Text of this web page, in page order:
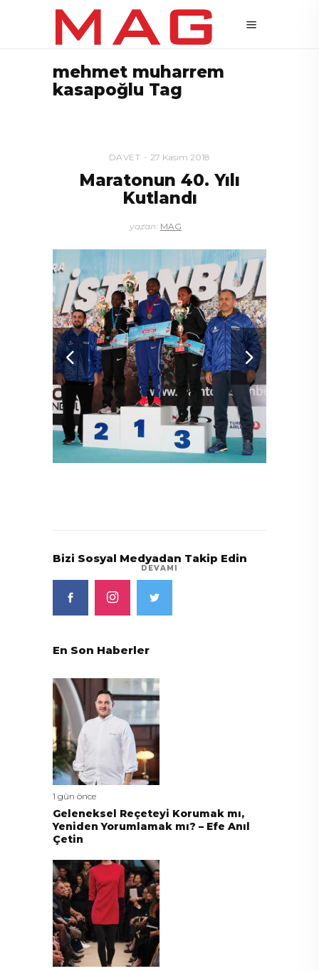
mehmet muharrem
kasapoğlu Tag
DAVET 27 Kasım 2018
Maratonun 40. Yılı
Kutlandı
yazan: MAG
DEVAMI
Bizi Sosyal Medyadan Takip Edin
En Son Haberler
1 gün önce
Geleneksel Reçeteyi Korumak mı,
Yeniden Yorumlamak mı? – Efe Anıl
Çetin